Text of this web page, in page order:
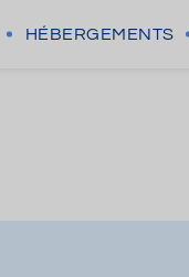
HÉBERGEMENTS